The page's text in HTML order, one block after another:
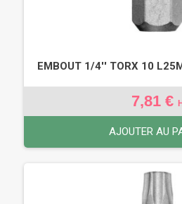
EMBOUT 1/4'' TORX 10
7,81 €
AJOUTER AU